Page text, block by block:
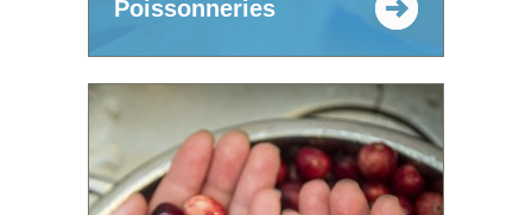
Poissonneries